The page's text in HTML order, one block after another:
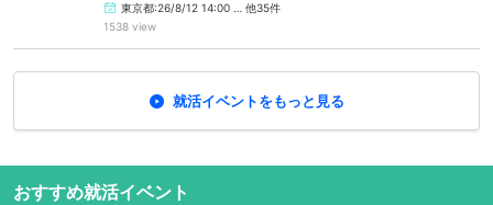
東京都:26/8/12 14:00 … 他35件
1538 view
就活イベントをもっと見る
おすすめ就活イベント